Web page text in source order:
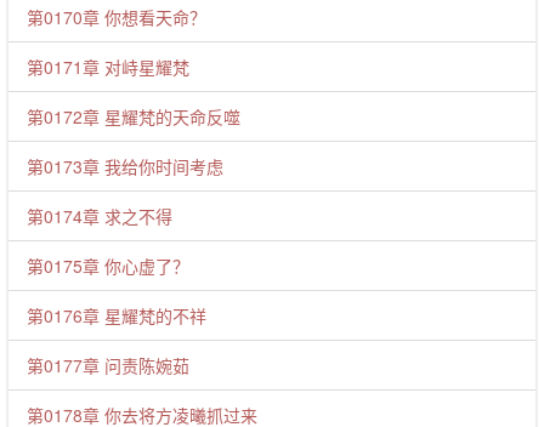
第0170章 你想看天命？
第0171章 对峙星耀梵
第0172章 星耀梵的天命反噬
第0173章 我给你时间考虑
第0174章 求之不得
第0175章 你心虚了？
第0176章 星耀梵的不祥
第0177章 问责陈婉茹
第0178章 你去将方凌曦抓过来